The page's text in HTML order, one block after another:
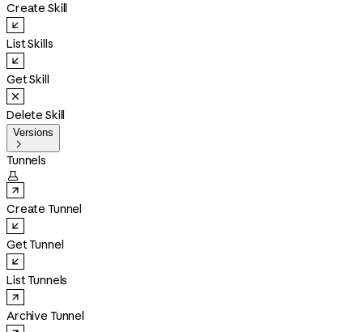
Create Skill
List Skills
Get Skill
Delete Skill
Versions

Tunnels

Create Tunnel
Get Tunnel
List Tunnels
Archive Tunnel